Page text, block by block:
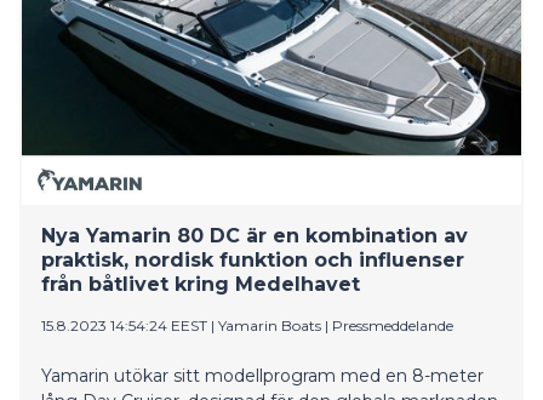
Nya Yamarin 80 DC är en kombination av
praktisk, nordisk funktion och influenser
från båtlivet kring Medelhavet
15.8.2023 14:54:24 EEST | Yamarin Boats | Pressmeddelande
Yamarin utökar sitt modellprogram med en 8-meter